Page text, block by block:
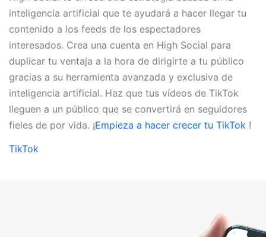
inteligencia artificial que te ayudará a hacer llegar tu
contenido a los feeds de los espectadores
interesados. Crea una cuenta en High Social para
duplicar tu ventaja a la hora de dirigirte a tu público
gracias a su herramienta avanzada y exclusiva de
inteligencia artificial. Haz que tus vídeos de TikTok
lleguen a un público que se convertirá en seguidores
fieles de por vida. ¡Empieza a hacer crecer tu TikTok !
TikTok